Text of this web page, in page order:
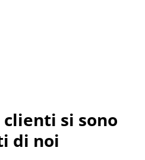
clienti si sono
di noi